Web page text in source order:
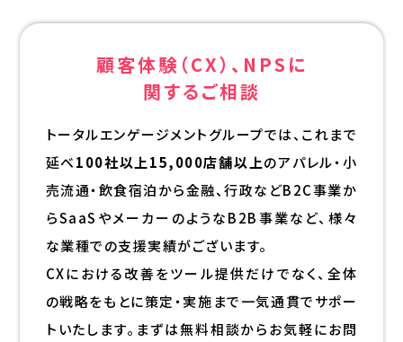
顧客体験（CX）、NPSに
関するご相談
トータルエンゲージメントグループでは、これまで
延べ100社以上15,000店舗以上のアパレル・小
売流通・飲食宿泊から金融、行政などB2C事業か
らSaaSやメーカーのようなB2B事業など、様々
な業種での支援実績がございます。
CXにおける改善をツール提供だけでなく、全体
の戦略をもとに策定・実施まで一気通貫でサポー
トいたします。まずは無料相談からお気軽にお問